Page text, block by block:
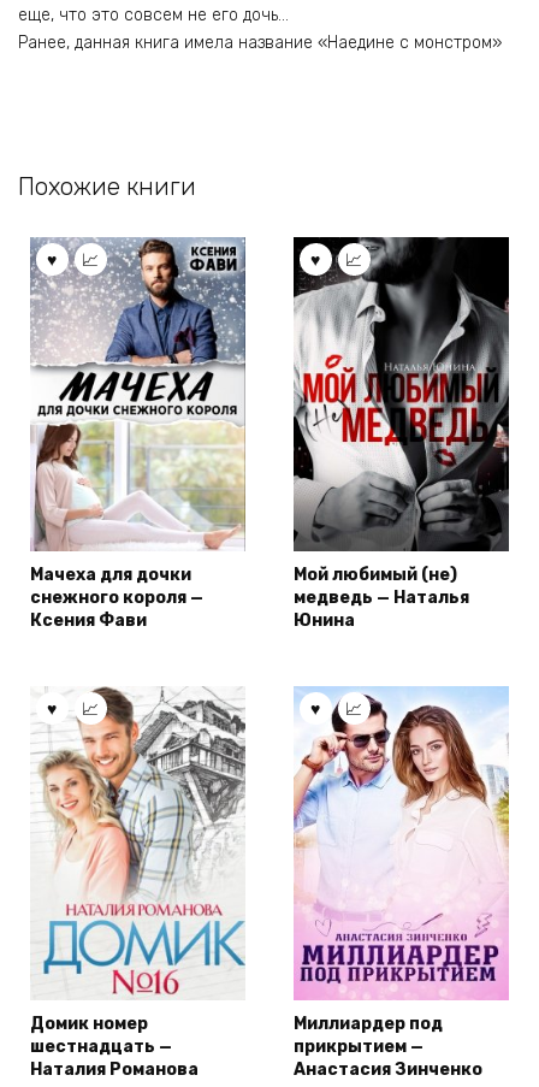
еще, что это совсем не его дочь…
Ранее, данная книга имела название «Наедине с монстром»
Похожие книги
Мачеха для дочки
снежного короля —
Ксения Фави
Мой любимый (не)
медведь — Наталья
Юнина
Домик номер
шестнадцать —
Наталия Романова
Миллиардер под
прикрытием —
Анастасия Зинченко